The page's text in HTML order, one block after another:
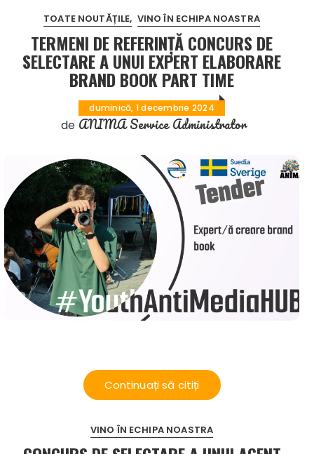
TOATE NOUTĂȚILE VINO ÎN ECHIPA NOASTRA
TERMENI DE REFERINȚĂ CONCURS DE
SELECTARE A UNUI EXPERT ELABORARE
BRAND BOOK PART TIME
duminică, 1 decembrie 2024
de ANIMA Service Administrator
Continuați să citiți
VINO ÎN ECHIPA NOASTRA